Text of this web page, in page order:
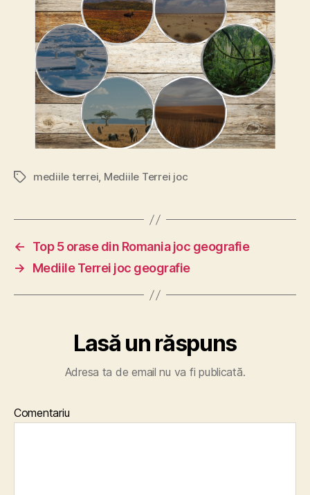
Etichetemediile terrei, Mediile Terrei joc
←
Top 5 orase din Romania joc geografie
→
Mediile Terrei joc geografie
Lasă un răspuns
Adresa ta de email nu va fi publicată.
Comentariu